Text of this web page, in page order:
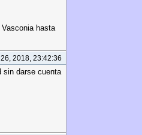
hasta
26, 2018, 23:42:36
sin darse cuenta